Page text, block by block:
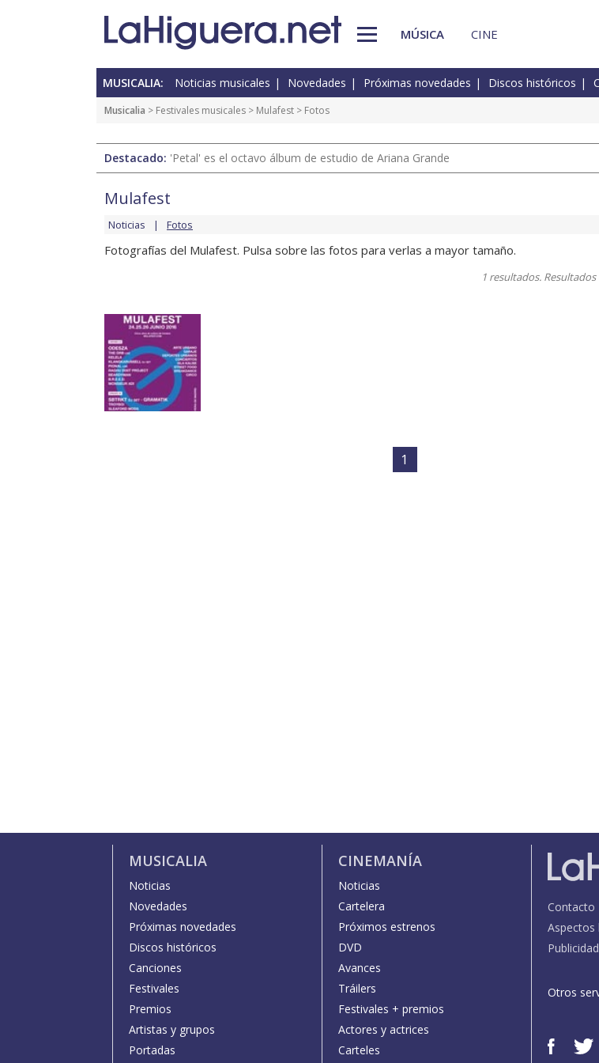
MÚSICA CINE
MUSICALIA: Noticias musicales Novedades Próximas novedades Discos históricos
Musicalia > Festivales musicales > Mulafest > Fotos
Destacado: 'Petal' es el octavo álbum de estudio de Ariana Grande
Mulafest
Noticias Fotos
Fotografías del Mulafest. Pulsa sobre las fotos para verlas a mayor tamaño.
1 resultados. Resultados
1
MUSICALIA
Noticias
Novedades
Próximas novedades
Discos históricos
Canciones
Festivales
Premios
Artistas y grupos
Portadas
CINEMANÍA
Noticias
Cartelera
Próximos estrenos
DVD
Avances
Tráilers
Festivales + premios
Actores y actrices
Carteles
Contacto
Aspectos
Otros